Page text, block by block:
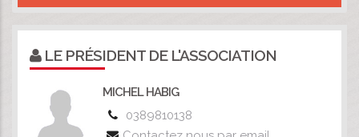
LE PRÉSIDENT DE L'ASSOCIATION
MICHEL HABIG
0389810138